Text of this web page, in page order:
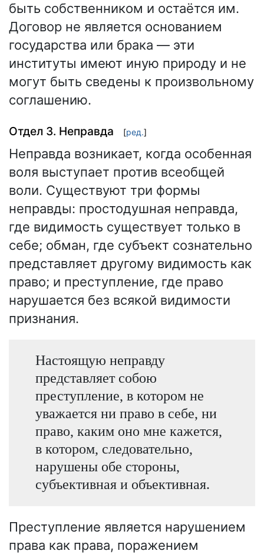
быть собственником и остаётся им.
Договор не является основанием
государства или брака — эти
институты имеют иную природу и не
могут быть сведены к произвольному
соглашению.
Отдел 3. Неправда [ред.]
Неправда возникает, когда особенная
воля выступает против всеобщей
воли. Существуют три формы
неправды: простодушная неправда,
где видимость существует только в
себе; обман, где субъект сознательно
представляет другому видимость как
право; и преступление, где право
нарушается без всякой видимости
признания.
Настоящую неправду
представляет собою
преступление, в котором не
уважается ни право в себе, ни
право, каким оно мне кажется,
в котором, следовательно,
нарушены обе стороны,
субъективная и объективная.
Преступление является нарушением
права как права, поражением